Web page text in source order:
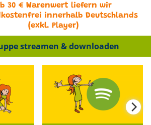
30 € Warenwert liefern wir
innerhalb Deutschlands
(exkl. Player)
streamen & downloaden